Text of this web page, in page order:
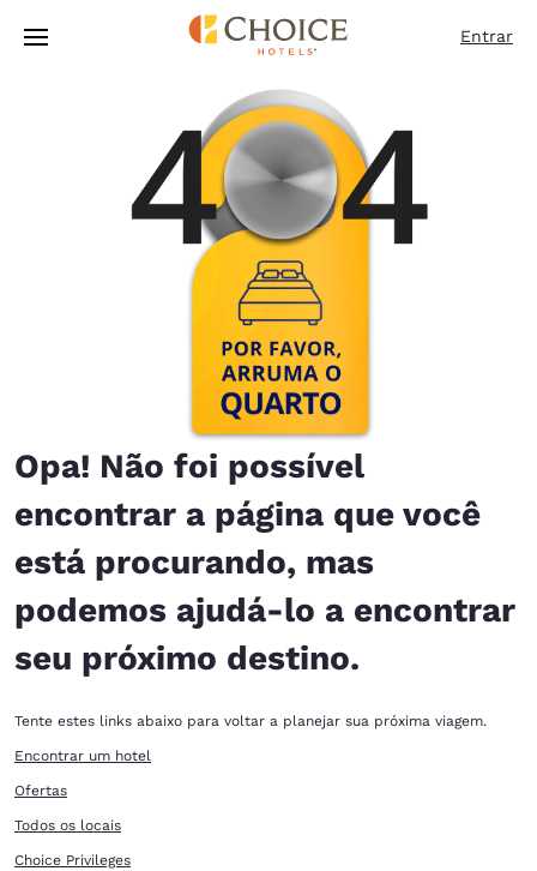
Pular Para Conteúdo Principal
Entrar
Opa! Não foi possível
encontrar a página que você
está procurando, mas
podemos ajudá-lo a encontrar
seu próximo destino.
Tente estes links abaixo para voltar a planejar sua próxima viagem.
Encontrar um hotel
Ofertas
Todos os locais
Choice Privileges